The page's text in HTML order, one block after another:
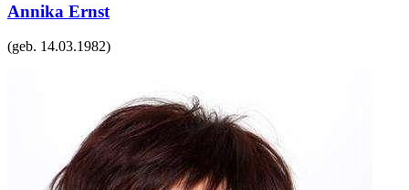
Annika Ernst
(geb. 14.03.1982)